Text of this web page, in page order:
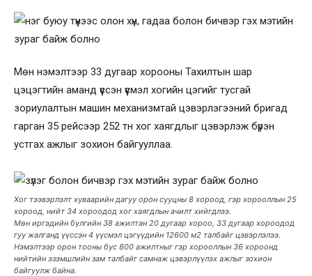
Мөн нэмэлтээр 33 дугаар хорооны Тахилтын шар
цэцэгтийн аманд үүссэн үүсмэл хогийн цэгийг тусгай
зориулалтын машин механизмтай цэвэрлэгээний бригад
гарган 35 рейсээр 252 тн хог хаягдлыг цэвэрлэж бүрэн
устгах ажлыг зохион байгууллаа.
Хог тээвэрлэлт хуваарийн дагуу орон сууцны 8 хороод, гэр хорооллын 25
хороод, нийт 34 хороодод хог хаягдлын ачилт хийгдлээ.
Мөн иргэдийн бүлгийн 38 ажилтан 20 дугаар хороо, 33 дугаар хороодод
гуу жалганд үүссэн 4 үүсмэл цэгүүдийн 12600 м2 талбайг цэвэрлэлээ.
Нэмэлтээр орон тооны бус 800 ажилтныг гэр хорооллын 36 хороонд
нийтийн эзэмшлийн зам талбайг самнаж цэвэрлүүлэх ажлыг зохион
байгуулж байна.